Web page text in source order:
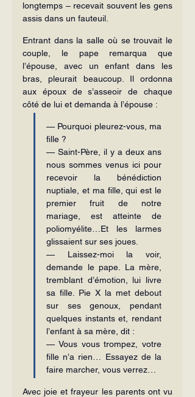
longtemps – recevait souvent les gens
assis dans un fauteuil.
Entrant dans la salle où se trouvait le
couple, le pape remarqua que
l’épouse, avec un enfant dans les
bras, pleurait beaucoup. Il ordonna
aux époux de s’asseoir de chaque
côté de lui et demanda à l’épouse :
— Pourquoi pleurez-vous, ma
fille ?
— Saint-Père, il y a deux ans
nous sommes venus ici pour
recevoir la bénédiction
nuptiale, et ma fille, qui est le
premier fruit de notre
mariage, est atteinte de
poliomyélite…Et les larmes
glissaient sur ses joues.
— Laissez-moi la voir,
demande le pape. La mère,
tremblant d’émotion, lui livre
sa fille. Pie X la met debout
sur ses genoux, pendant
quelques instants et, rendant
l’enfant à sa mère, dit :
— Vous vous trompez, votre
fille n’a rien… Essayez de la
faire marcher, vous verrez…
Avec joie et frayeur les parents ont vu